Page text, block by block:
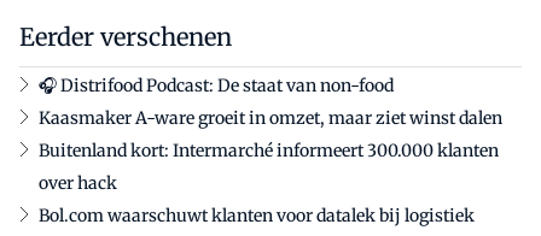
Eerder verschenen
🎧 Distrifood Podcast: De staat van non-food
Kaasmaker A-ware groeit in omzet, maar ziet winst dalen
Buitenland kort: Intermarché informeert 300.000 klanten
over hack
Bol.com waarschuwt klanten voor datalek bij logistiek